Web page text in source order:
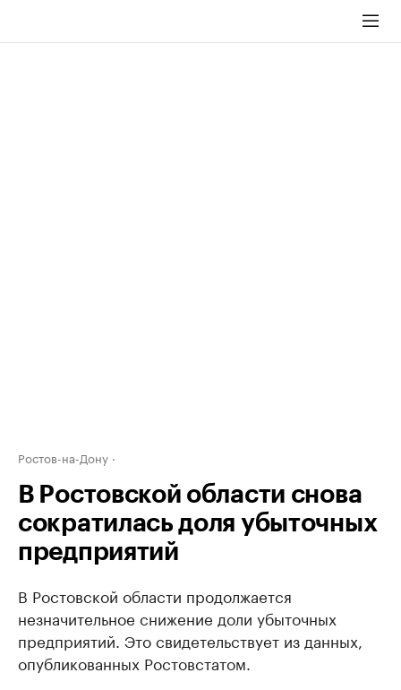
Ростов-на-Дону
В Ростовской области снова
сократилась доля убыточных
предприятий
В Ростовской области продолжается
незначительное снижение доли убыточных
предприятий. Это свидетельствует из данных,
опубликованных Ростовстатом.